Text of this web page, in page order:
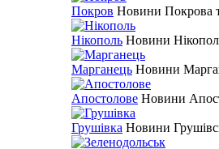
Покров Новини Покрова
Нікополь Новини
Марганець Новини
Апостолове Новини
Грушівка Новини